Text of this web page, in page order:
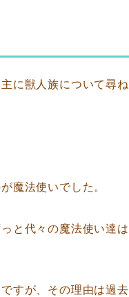
に獣人族について尋ね
魔法使いでした。
と代々の魔法使い達は
すが、その理由は過去